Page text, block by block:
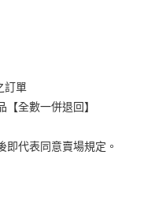
華泰商業銀行
遠東國際商業銀行
星展（台灣）商業銀行
訂單
全數一併退回】
即代表同意賣場規定。